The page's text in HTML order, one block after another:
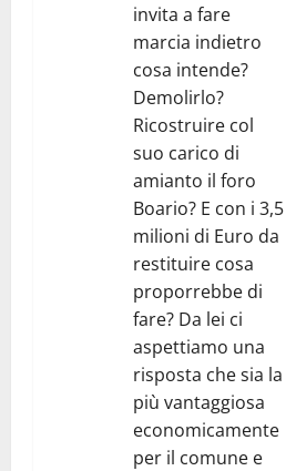
invita a fare
marcia indietro
cosa intende?
Demolirlo?
Ricostruire col
suo carico di
amianto il foro
Boario? E con i 3,5
milioni di Euro da
restituire cosa
proporrebbe di
fare? Da lei ci
aspettiamo una
risposta che sia la
più vantaggiosa
economicamente
per il comune e